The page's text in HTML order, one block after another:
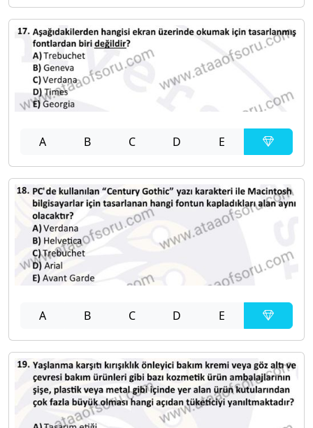
A B C D E
A B C D E